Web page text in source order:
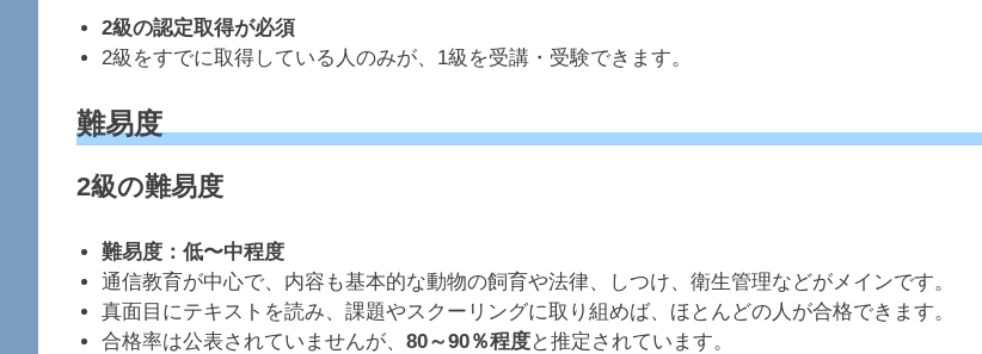
2級の認定取得が必須
2級をすでに取得している人のみが、1級を受講・受験できます。
難易度
2級の難易度
難易度：低〜中程度
通信教育が中心で、内容も基本的な動物の飼育や法律、しつけ、衛生管理などがメインです。
真面目にテキストを読み、課題やスクーリングに取り組めば、ほとんどの人が合格できます。
合格率は公表されていませんが、80～90％程度と推定されています。